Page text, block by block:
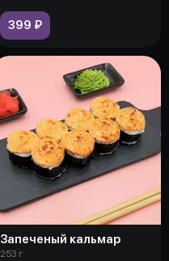
399 ₽
Запеченый кальмар
253 г